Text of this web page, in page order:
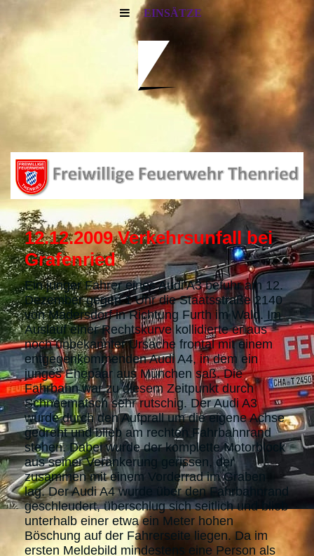
EINSÄTZE
12.12.2009 Verkehrsunfall bei
Grafenried
Ein junger Fahrer eines Audi A3 befuhr am 12.
Dezember gegen 1 Uhr die Staatsstraße 2140
von Madersdorf in Richtung Furth im Wald. Im
Auslauf einer Rechtskurve kollidierte er aus
noch unbekannter Ursache frontal mit einem
entgegenkommenden Audi A4, in dem ein
junges Ehepaar aus München saß. Die
Fahrbahn war zu diesem Zeitpunkt durch
Schneematsch sehr rutschig. Der Audi A3
wurde durch den Aufprall um die eigene Achse
gedreht und blieb am rechten Fahrbahnrand
stehen. Dabei wurde der komplette Motorblock
aus seiner Verankerung gerissen, der
zusammen mit einem Vorderrad im Graben
lag. Der Audi A4 wurde über den Fahrbahnrand
geschleudert, überschlug sich seitlich und blieb
unterhalb einer etwa ein Meter hohen
Böschung auf der Fahrerseite liegen. Da im
ersten Meldebild mindestens eine Person als